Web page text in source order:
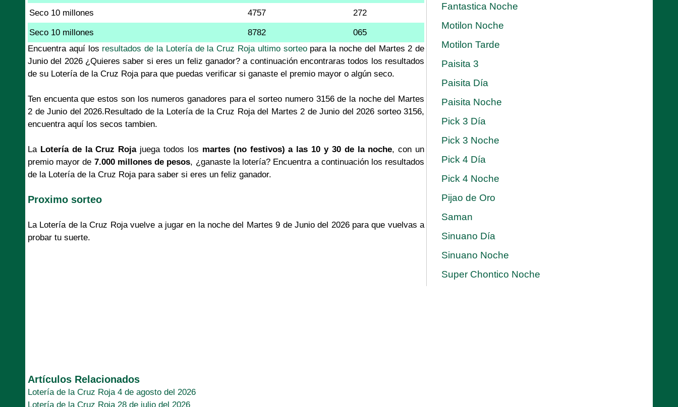
Seco 10 millones 4757 272
Seco 10 millones 8782
065
Encuentra aquí los resultados de la Lotería de la Cruz Roja ultimo sorteopara la noche del Martes 2 de
Junio del 2026 ¿Quieres saber si eres un feliz ganador? a continuación encontraras todos los resultados
de su Lotería de la Cruz Roja para que puedas verificar si ganaste el premio mayor o algún seco.
Ten encuenta que estos son los numeros ganadores para el sorteo numero 3156 de la noche del Martes
2 de Junio del 2026.Resultado de la Lotería de la Cruz Roja del Martes 2 de Junio del 2026 sorteo 3156,
encuentra aquí los secos tambien.
La Lotería de la Cruz Rojajuega todos los martes (no festivos) a las 10 y 30 de la noche, con un
premio mayor de 7.000 millones de pesos, ¿ganaste la lotería? Encuentra a continuación los resultados
de la Lotería de la Cruz Roja para saber si eres un feliz ganador.
Proximo sorteo
La Lotería de la Cruz Roja vuelve a jugar en la noche del Martes 9 de Junio del 2026 para que vuelvas a
probar tu suerte.
Artículos Relacionados
Lotería de la Cruz Roja 4 de agosto del 2026
Lotería de la Cruz Roja 28 de julio del 2026
Fantastica Noche
Motilon Noche
Motilon Tarde
Paisita 3
Paisita Día
Paisita Noche
Pick 3 Día
Pick 3 Noche
Pick 4 Día
Pick 4 Noche
Pijao de Oro
Saman
Sinuano Día
Sinuano Noche
Super Chontico Noche